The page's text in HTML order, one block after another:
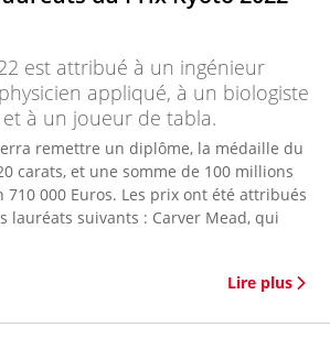
est attribué à un ingénieur
appliqué, à un biologiste
à un joueur de tabla.
remettre un diplôme, la médaille du
carats, et une somme de 100 millions
710 000 Euros. Les prix ont été attribués
lauréats suivants : Carver Mead, qui
Lire plus